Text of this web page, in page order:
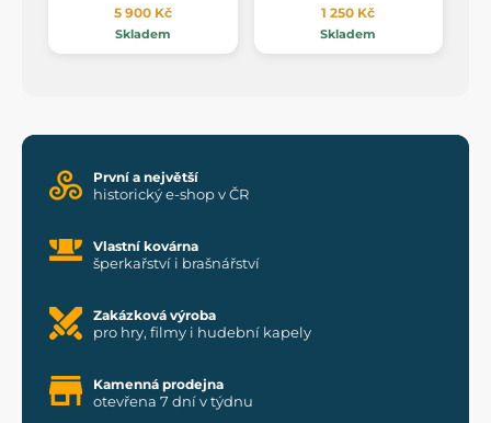
5 900 Kč
Skladem
1 250 Kč
Skladem
První a největší
historický e-shop v ČR
Vlastní kovárna
šperkařství i brašnářství
Zakázková výroba
pro hry, filmy i hudební kapely
Kamenná prodejna
otevřena 7 dní v týdnu